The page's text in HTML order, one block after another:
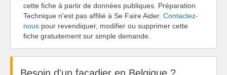
cette fiche à partir de données publiques. Préparation
Technique n'est pas affilié à Se Faire Aider. Contactez-
nous pour revendiquer, modifier ou supprimer cette
fiche gratuitement sur simple demande.